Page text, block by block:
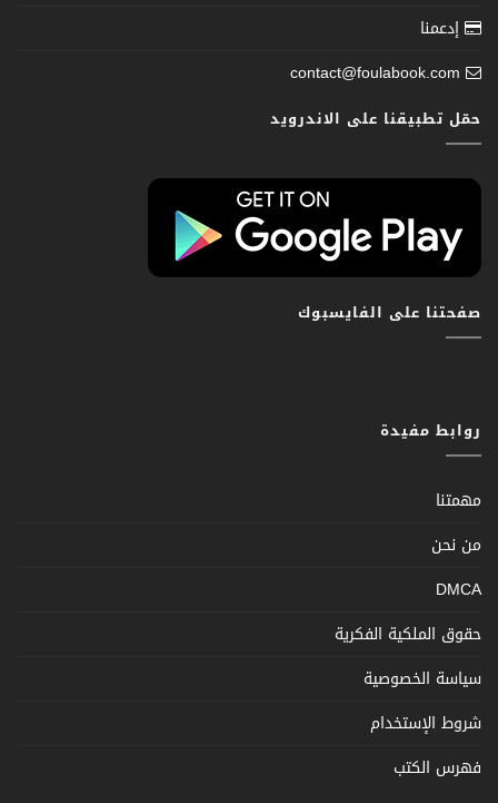
إدعمنا
contact@foulabook.com
حمّل تطبيقنا على الاندرويد
صفحتنا على الفايسبوك
روابط مفيدة
مهمتنا
من نحن
DMCA
حقوق الملكية الفكرية
سياسة الخصوصية
شروط الإستخدام
فهرس الكتب